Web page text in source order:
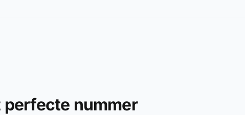
perfecte nummer